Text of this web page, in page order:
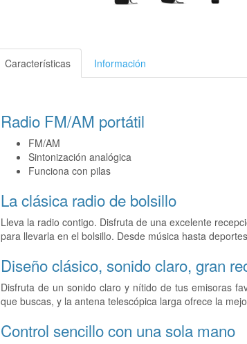
Características Información
Radio FM/AM portátil
FM/AM
Sintonización analógica
Funciona con pilas
La clásica radio de bolsillo
Lleva la radio contigo. Disfruta de una excelente
para llevarla en el bolsillo. Desde música hasta
Diseño clásico, sonido claro, gran
Disfruta de un sonido claro y nítido de tus emisoras
que buscas, y la antena telescópica larga ofrece la
Control sencillo con una sola mano